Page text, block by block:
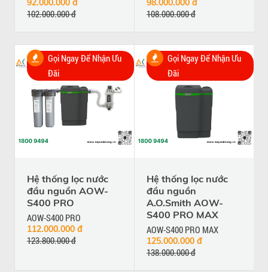
92.000.000 đ
102.000.000 đ
98.000.000 đ
108.000.000 đ
Gọi Ngay Để Nhận Ưu
Đãi
Hệ thống lọc nước
đầu nguồn AOW-
S400 PRO
AOW-S400 PRO
112.000.000 đ
123.800.000 đ
Gọi Ngay Để Nhận Ưu
Đãi
Hệ thống lọc nước
đầu nguồn
A.O.Smith AOW-
S400 PRO MAX
AOW-S400 PRO MAX
125.000.000 đ
138.000.000 đ